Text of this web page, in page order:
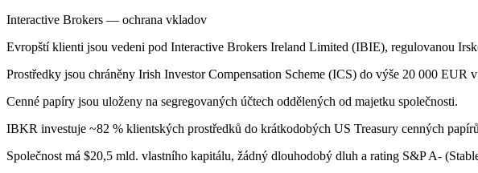
Interactive Brokers — ochrana vkladov
Evropští klienti jsou vedeni pod Interactive Brokers Ireland Limited (IBIE), regulovanou
Prostředky jsou chráněny Irish Investor Compensation Scheme (ICS) do výše 20 000 EUR
Cenné papíry jsou uloženy na segregovaných účtech oddělených od majetku společnosti.
IBKR investuje ~82 % klientských prostředků do krátkodobých US Treasury cenných
Společnost má $20,5 mld. vlastního kapitálu, žádný dlouhodobý dluh a rating S&P A-